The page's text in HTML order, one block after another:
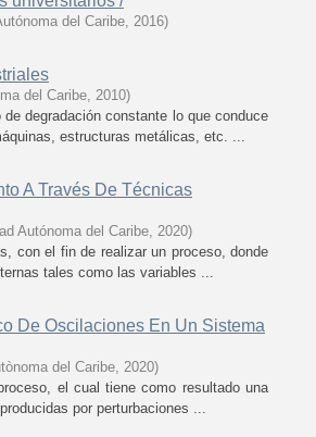
del Caribe, 2016)
del Caribe, 2010)
degradación constante lo que conduce
estructuras metálicas, etc. ...
A Través De Técnicas
Autónoma del Caribe, 2020)
con el fin de realizar un proceso, donde
tales como las variables ...
De Oscilaciones En Un Sistema
del Caribe, 2020)
el cual tiene como resultado una
por perturbaciones ...